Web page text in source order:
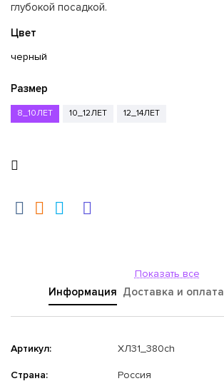
глубокой посадкой.
Цвет
черный
Размер
8_10ЛЕТ 10_12ЛЕТ 12_14ЛЕТ
Показать все
Информация Доставка и оплата
Артикул: ХЛ31_380ch
Страна: Россия